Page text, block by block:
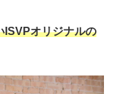
ISVPオリジナルの